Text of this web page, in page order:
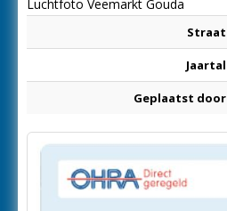
Luchtfoto Veemarkt Gouda
Straat
Jaartal
Geplaatst door